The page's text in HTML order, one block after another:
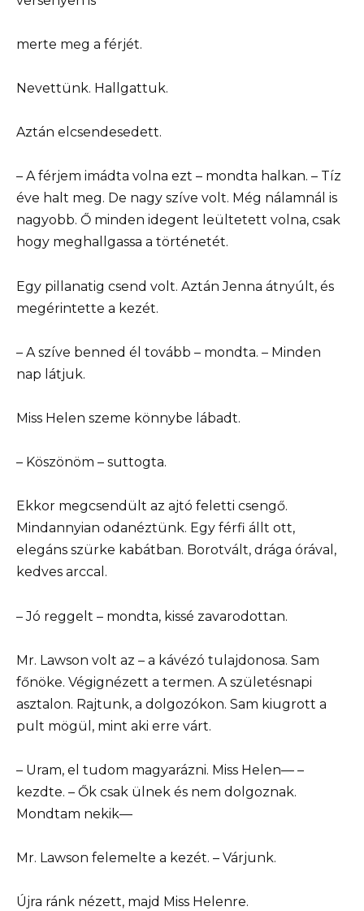
merte meg a férjét.
Nevettünk. Hallgattuk.
Aztán elcsendesedett.
– A férjem imádta volna ezt – mondta halkan. – Tíz
éve halt meg. De nagy szíve volt. Még nálamnál is
nagyobb. Ő minden idegent leültetett volna, csak
hogy meghallgassa a történetét.
Egy pillanatig csend volt. Aztán Jenna átnyúlt, és
megérintette a kezét.
– A szíve benned él tovább – mondta. – Minden
nap látjuk.
Miss Helen szeme könnybe lábadt.
– Köszönöm – suttogta.
Ekkor megcsendült az ajtó feletti csengő.
Mindannyian odanéztünk. Egy férfi állt ott,
elegáns szürke kabátban. Borotvált, drága órával,
kedves arccal.
– Jó reggelt – mondta, kissé zavarodottan.
Mr. Lawson volt az – a kávézó tulajdonosa. Sam
főnöke. Végignézett a termen. A születésnapi
asztalon. Rajtunk, a dolgozókon. Sam kiugrott a
pult mögül, mint aki erre várt.
– Uram, el tudom magyarázni. Miss Helen— –
kezdte. – Ők csak ülnek és nem dolgoznak.
Mondtam nekik—
Mr. Lawson felemelte a kezét. – Várjunk.
Újra ránk nézett, majd Miss Helenre.